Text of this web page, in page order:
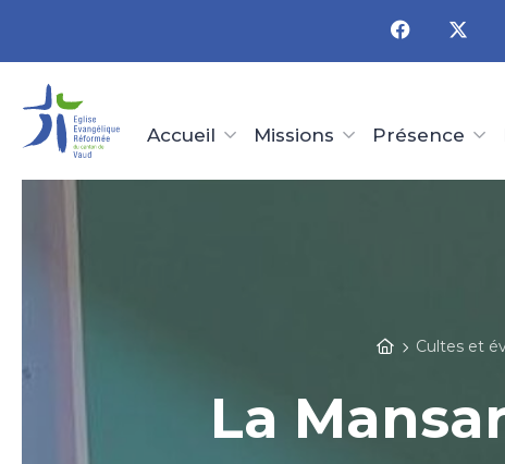
Accueil Missions Présence
Cultes et
La